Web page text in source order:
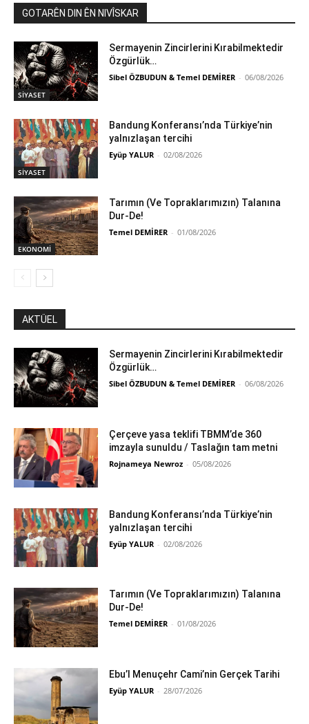
GOTARÊN DIN ÊN NIVÎSKAR
SİYASET
Sermayenin Zincirlerini Kırabilmektedir
Özgürlük…
Sibel ÖZBUDUN & Temel DEMİRER - 06/08/2026
SİYASET
Bandung Konferansı’nda Türkiye’nin
yalnızlaşan tercihi
Eyüp YALUR - 02/08/2026
EKONOMİ
Tarımın (Ve Topraklarımızın) Talanına
Dur-De!
Temel DEMİRER - 01/08/2026
AKTÜEL
Sermayenin Zincirlerini Kırabilmektedir
Özgürlük…
Sibel ÖZBUDUN & Temel DEMİRER - 06/08/2026
Çerçeve yasa teklifi TBMM’de 360
imzayla sunuldu / Taslağın tam metni
Rojnameya Newroz - 05/08/2026
Bandung Konferansı’nda Türkiye’nin
yalnızlaşan tercihi
Eyüp YALUR - 02/08/2026
Tarımın (Ve Topraklarımızın) Talanına
Dur-De!
Temel DEMİRER - 01/08/2026
Ebu’l Menuçehr Cami’nin Gerçek Tarihi
Eyüp YALUR - 28/07/2026